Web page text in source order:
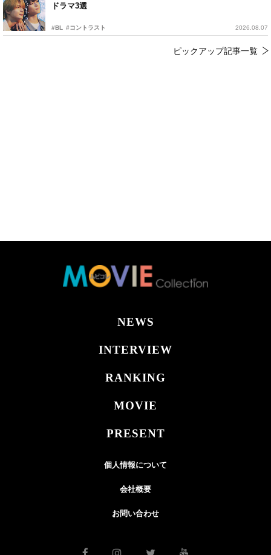
ドラマ3選
#BL #コントラスト 2026.08.07
ピックアップ記事一覧
NEWS
INTERVIEW
RANKING
MOVIE
PRESENT
個人情報について
会社概要
お問い合わせ